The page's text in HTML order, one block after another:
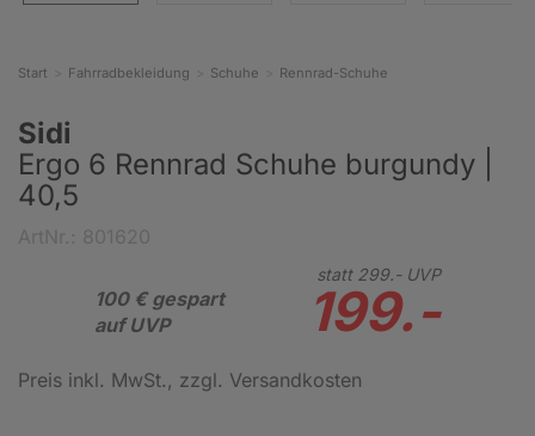
Start Fahrradbekleidung Schuhe Rennrad-Schuhe
Sidi
Ergo 6 Rennrad Schuhe burgundy |
40,5
100 € gespart
auf UVP
statt 299.-UVP
199.-
Preis inkl. MwSt., zzgl. Versandkosten